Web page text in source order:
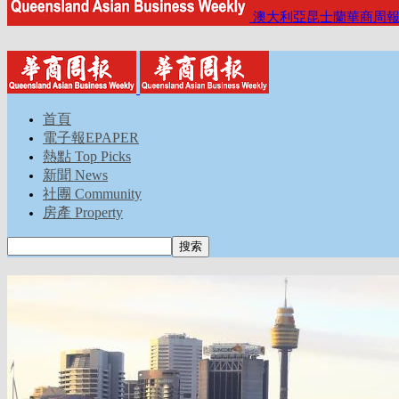
澳大利亞昆士蘭華商周報
首頁
電子報EPAPER
熱點 Top Picks
新聞 News
社團 Community
房產 Property